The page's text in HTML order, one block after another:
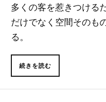
多くの客を惹きつける
だけでなく空間そのも
る。
続きを読む